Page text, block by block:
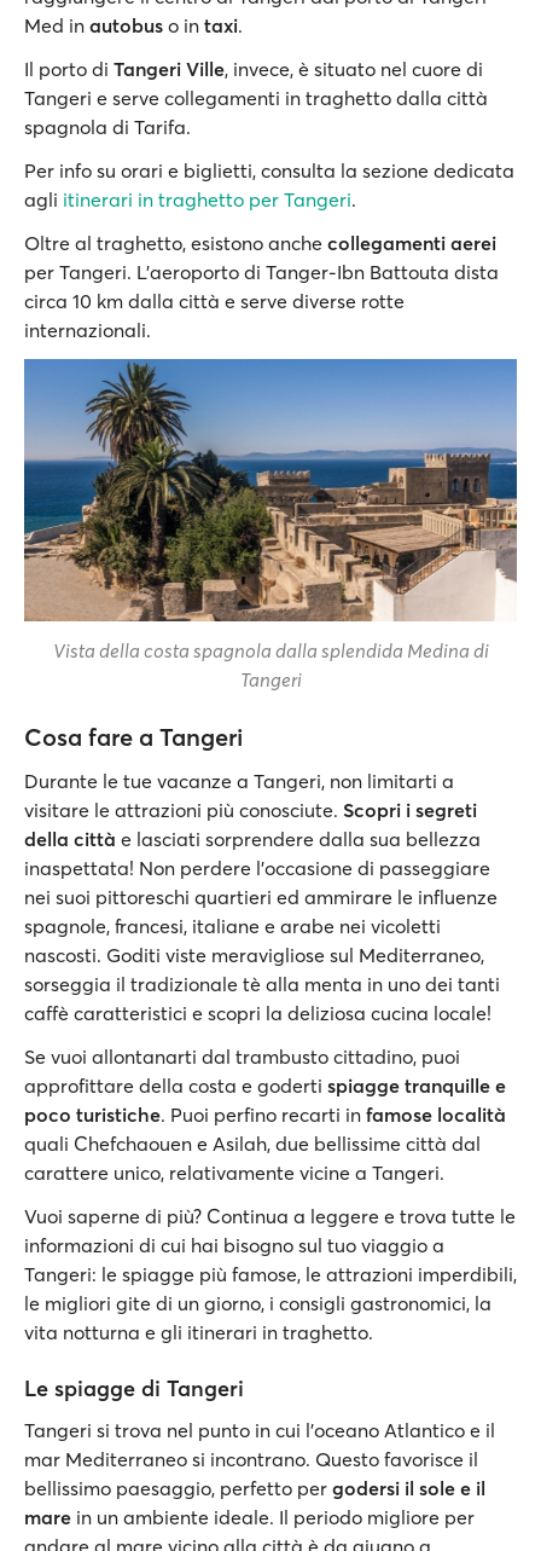
Med in autobus o in taxi.
Il porto di Tangeri Ville, invece, è situato nel cuore di
Tangeri e serve collegamenti in traghetto dalla città
spagnola di Tarifa.
Per info su orari e biglietti, consulta la sezione dedicata
agli itinerari in traghetto per Tangeri.
Oltre al traghetto, esistono anche collegamenti aerei
per Tangeri. L'aeroporto di Tanger-Ibn Battouta dista
circa 10 km dalla città e serve diverse rotte
internazionali.
Vista della costa spagnola dalla splendida Medina di
Tangeri
Cosa fare a Tangeri
Durante le tue vacanze a Tangeri, non limitarti a
visitare le attrazioni più conosciute. Scopri i segreti
della città e lasciati sorprendere dalla sua bellezza
inaspettata! Non perdere l'occasione di passeggiare
nei suoi pittoreschi quartieri ed ammirare le influenze
spagnole, francesi, italiane e arabe nei vicoletti
nascosti. Goditi viste meravigliose sul Mediterraneo,
sorseggia il tradizionale tè alla menta in uno dei tanti
caffè caratteristici e scopri la deliziosa cucina locale!
Se vuoi allontanarti dal trambusto cittadino, puoi
approfittare della costa e goderti spiagge tranquille e
poco turistiche. Puoi perfino recarti in famose località
quali Chefchaouen e Asilah, due bellissime città dal
carattere unico, relativamente vicine a Tangeri.
Vuoi saperne di più? Continua a leggere e trova tutte le
informazioni di cui hai bisogno sul tuo viaggio a
Tangeri: le spiagge più famose, le attrazioni imperdibili,
le migliori gite di un giorno, i consigli gastronomici, la
vita notturna e gli itinerari in traghetto.
Le spiagge di Tangeri
Tangeri si trova nel punto in cui l'oceano Atlantico e il
mar Mediterraneo si incontrano. Questo favorisce il
bellissimo paesaggio, perfetto per godersi il sole e il
mare in un ambiente ideale. Il periodo migliore per
andare al mare vicino alla città è da giugno a